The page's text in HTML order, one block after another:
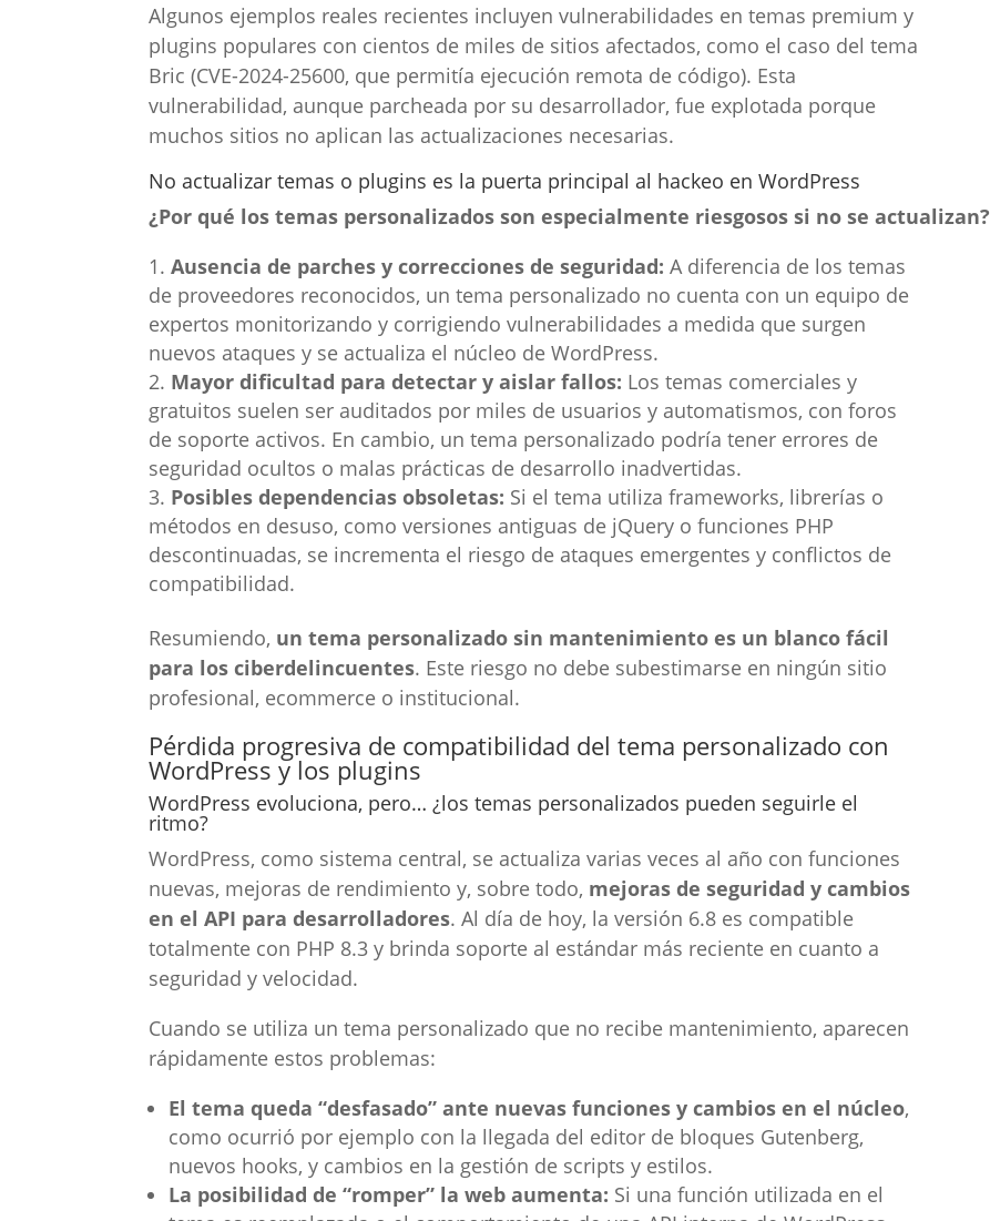
Algunos ejemplos reales recientes incluyen vulnerabilidades en temas premium y
plugins populares con cientos de miles de sitios afectados, como el caso del tema
Bric (CVE-2024-25600, que permitía ejecución remota de código). Esta
vulnerabilidad, aunque parcheada por su desarrollador, fue explotada porque
muchos sitios no aplican las actualizaciones necesarias.
No actualizar temas o plugins es la puerta principal al hackeo en WordPress
¿Por qué los temas personalizados son especialmente riesgosos si no se actualizan?
Ausencia de parches y correcciones de seguridad: A diferencia de los temas
de proveedores reconocidos, un tema personalizado no cuenta con un equipo de
expertos monitorizando y corrigiendo vulnerabilidades a medida que surgen
nuevos ataques y se actualiza el núcleo de WordPress.
Mayor dificultad para detectar y aislar fallos: Los temas comerciales y
gratuitos suelen ser auditados por miles de usuarios y automatismos, con foros
de soporte activos. En cambio, un tema personalizado podría tener errores de
seguridad ocultos o malas prácticas de desarrollo inadvertidas.
Posibles dependencias obsoletas: Si el tema utiliza frameworks, librerías o
métodos en desuso, como versiones antiguas de jQuery o funciones PHP
descontinuadas, se incrementa el riesgo de ataques emergentes y conflictos de
compatibilidad.
Resumiendo, un tema personalizado sin mantenimiento es un blanco fácil
para los ciberdelincuentes. Este riesgo no debe subestimarse en ningún sitio
profesional, ecommerce o institucional.
Pérdida progresiva de compatibilidad del tema personalizado con
WordPress y los plugins
WordPress evoluciona, pero… ¿los temas personalizados pueden seguirle el
ritmo?
WordPress, como sistema central, se actualiza varias veces al año con funciones
nuevas, mejoras de rendimiento y, sobre todo, mejoras de seguridad y cambios
en el API para desarrolladores. Al día de hoy, la versión 6.8 es compatible
totalmente con PHP 8.3 y brinda soporte al estándar más reciente en cuanto a
seguridad y velocidad.
Cuando se utiliza un tema personalizado que no recibe mantenimiento, aparecen
rápidamente estos problemas:
El tema queda “desfasado” ante nuevas funciones y cambios en el núcleo,
como ocurrió por ejemplo con la llegada del editor de bloques Gutenberg,
nuevos hooks, y cambios en la gestión de scripts y estilos.
La posibilidad de “romper” la web aumenta: Si una función utilizada en el